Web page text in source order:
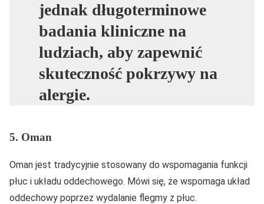
jednak długoterminowe
badania kliniczne na
ludziach, aby zapewnić
skuteczność pokrzywy na
alergie.
5. Oman
Oman jest tradycyjnie stosowany do wspomagania funkcji
płuc i układu oddechowego. Mówi się, że wspomaga układ
oddechowy poprzez wydalanie flegmy z płuc.